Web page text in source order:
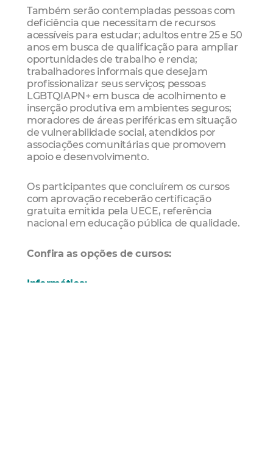
Também serão contempladas pessoas com
deficiência que necessitam de recursos
acessíveis para estudar; adultos entre 25 e 50
anos em busca de qualificação para ampliar
oportunidades de trabalho e renda;
trabalhadores informais que desejam
profissionalizar seus serviços; pessoas
LGBTQIAPN+ em busca de acolhimento e
inserção produtiva em ambientes seguros;
moradores de áreas periféricas em situação
de vulnerabilidade social, atendidos por
associações comunitárias que promovem
apoio e desenvolvimento.
Os participantes que concluírem os cursos
com aprovação receberão certificação
gratuita emitida pela UECE, referência
nacional em educação pública de qualidade.
Confira as opções de cursos:
Informática: